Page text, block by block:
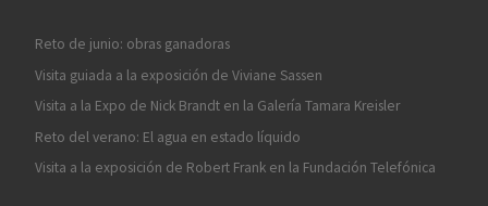
Reto de junio: obras ganadoras
Visita guiada a la exposición de Viviane Sassen
Visita a la Expo de Nick Brandt en la Galería Tamara Kreisler
Reto del verano: El agua en estado líquido
Visita a la exposición de Robert Frank en la Fundación Telefónica